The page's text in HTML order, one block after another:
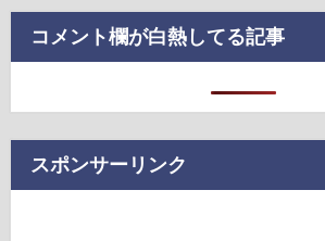
コメント欄が白熱してる記事
スポンサーリンク